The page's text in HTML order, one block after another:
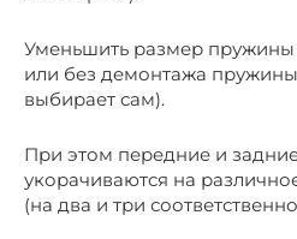
Уменьшить размер
или без демонтажа
выбирает сам).
При этом передние и
укорачиваются на
(на два и три